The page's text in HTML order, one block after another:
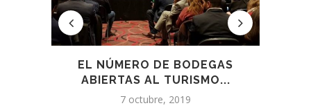
EL NÚMERO DE BODEGAS
ABIERTAS AL TURISMO...
7 octubre, 2019